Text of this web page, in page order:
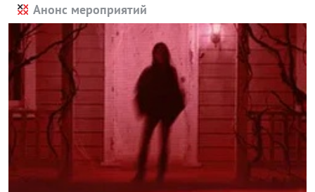
Анонс мероприятий